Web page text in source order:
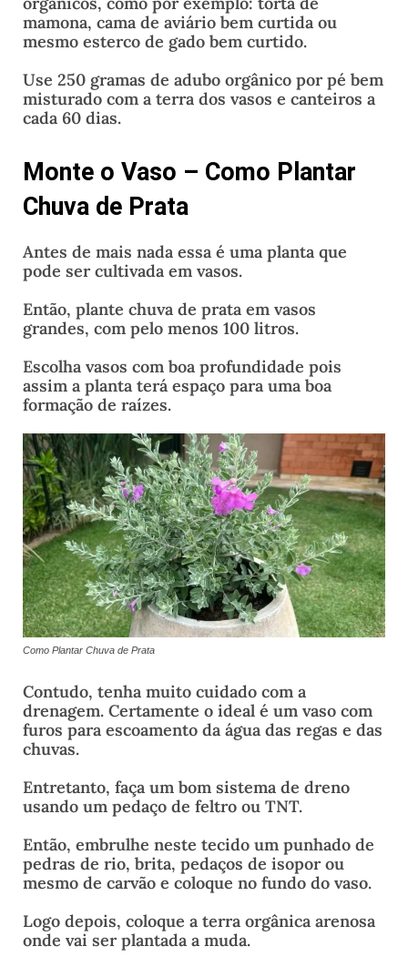
mamona, cama de aviário bem curtida ou
mesmo esterco de gado bem curtido.
Use 250 gramas de adubo orgânico por pé bem
misturado com a terra dos vasos e canteiros a
cada 60 dias.
Monte o Vaso – Como Plantar
Chuva de Prata
Antes de mais nada essa é uma planta que
pode ser cultivada em vasos.
Então, plante chuva de prata em vasos
grandes, com pelo menos 100 litros.
Escolha vasos com boa profundidade pois
assim a planta terá espaço para uma boa
formação de raízes.
Como Plantar Chuva de Prata
Contudo, tenha muito cuidado com a
drenagem. Certamente o ideal é um vaso com
furos para escoamento da água das regas e das
chuvas.
Entretanto, faça um bom sistema de dreno
usando um pedaço de feltro ou TNT.
Então, embrulhe neste tecido um punhado de
pedras de rio, brita, pedaços de isopor ou
mesmo de carvão e coloque no fundo do vaso.
Logo depois, coloque a terra orgânica arenosa
onde vai ser plantada a muda.